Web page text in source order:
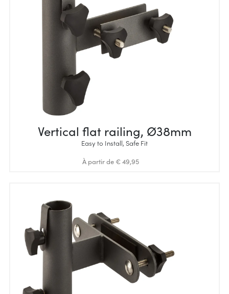
Vertical flat railing, Ø38mm
Easy to Install, Safe Fit
À partir de € 49,95